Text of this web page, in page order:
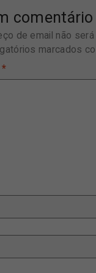
comentário
de email não será
marcados
*